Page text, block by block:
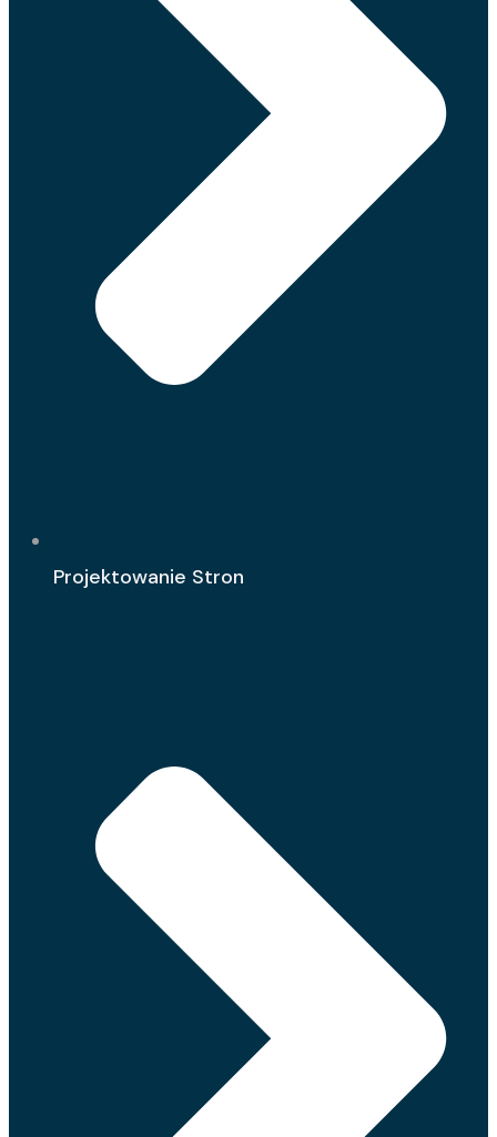
Projektowanie Stron